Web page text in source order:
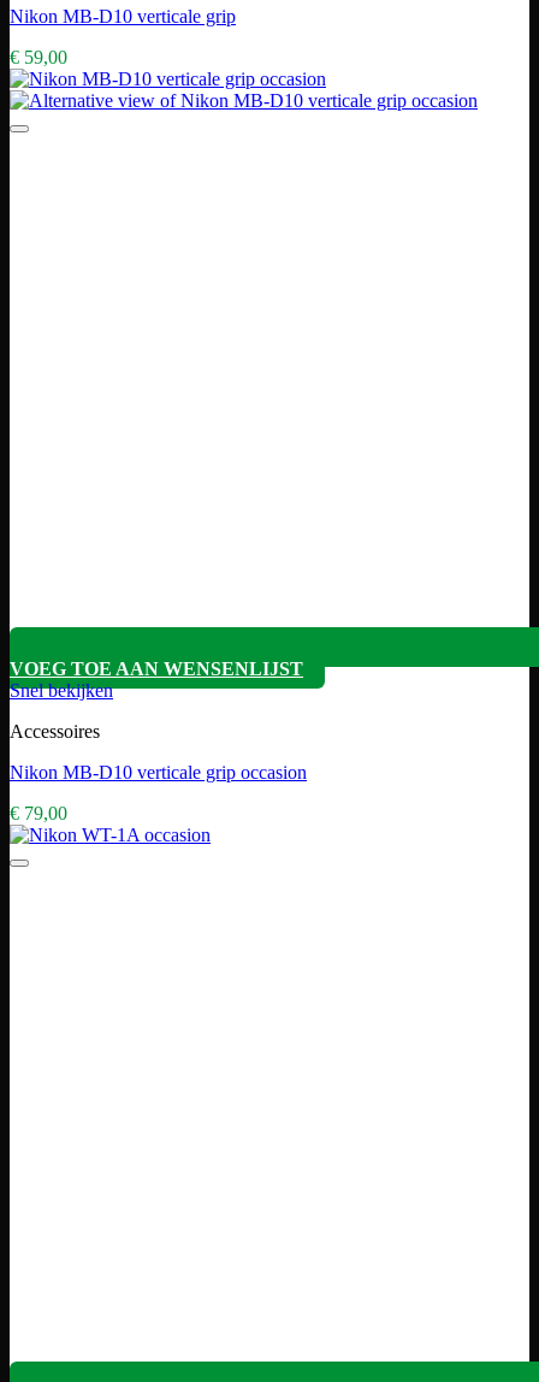
Nikon MB-D10 verticale grip
€ 59,00
VOEG TOE AAN WENSENLIJST
Snel bekijken
Accessoires
Nikon MB-D10 verticale grip occasion
€ 79,00